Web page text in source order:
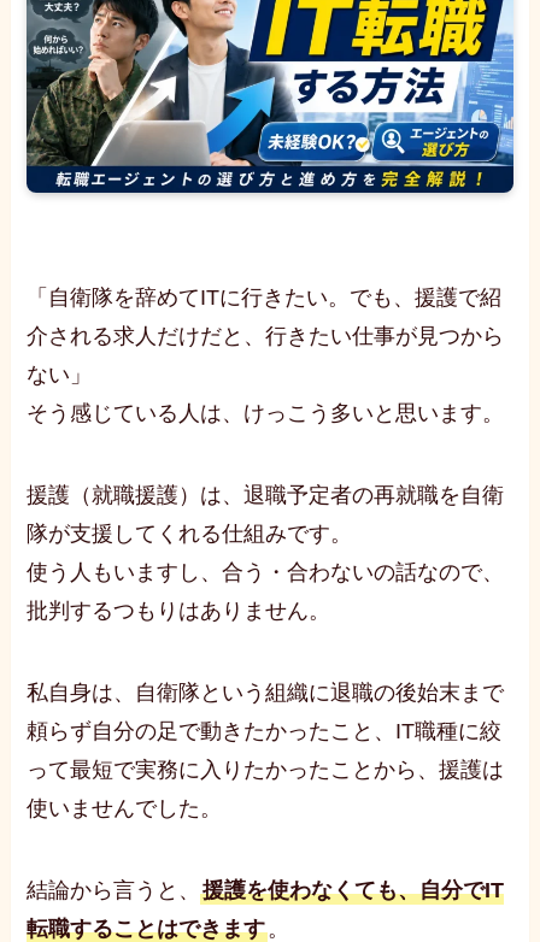
「自衛隊を辞めてITに行きたい。でも、援護で紹
介される求人だけだと、行きたい仕事が見つから
ない」
そう感じている人は、けっこう多いと思います。
援護（就職援護）は、退職予定者の再就職を自衛
隊が支援してくれる仕組みです。
使う人もいますし、合う・合わないの話なので、
批判するつもりはありません。
私自身は、自衛隊という組織に退職の後始末まで
頼らず自分の足で動きたかったこと、IT職種に絞
って最短で実務に入りたかったことから、援護は
使いませんでした。
結論から言うと、援護を使わなくても、自分でIT
転職することはできます。